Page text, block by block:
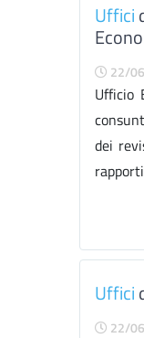
Uffici
22/
Ufficio
dei
Uffici
22/